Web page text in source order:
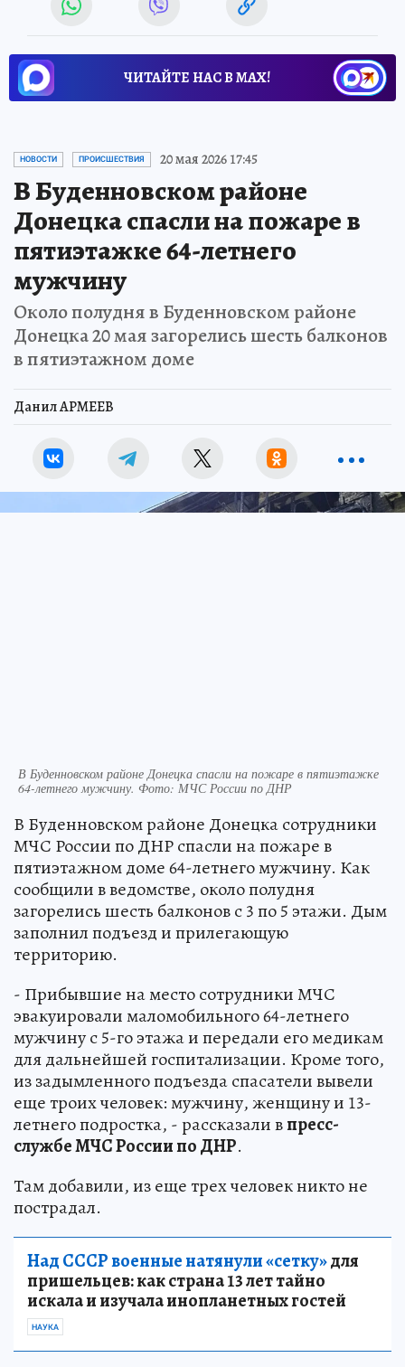
ЧИТАЙТЕ НАС В МАХ!
НОВОСТИ ПРОИСШЕСТВИЯ 20 мая 2026 17:45
В Буденновском районе
Донецка спасли на пожаре в
пятиэтажке 64-летнего
мужчину
Около полудня в Буденновском районе
Донецка 20 мая загорелись шесть балконов
в пятиэтажном доме
Данил АРМЕЕВ
В Буденновском районе Донецка спасли на пожаре в пятиэтажке
64-летнего мужчину. Фото: МЧС России по ДНР
В Буденновском районе Донецка сотрудники
МЧС России по ДНР спасли на пожаре в
пятиэтажном доме 64-летнего мужчину. Как
сообщили в ведомстве, около полудня
загорелись шесть балконов с 3 по 5 этажи. Дым
заполнил подъезд и прилегающую
территорию.
- Прибывшие на место сотрудники МЧС
эвакуировали маломобильного 64-летнего
мужчину с 5-го этажа и передали его медикам
для дальнейшей госпитализации. Кроме того,
из задымленного подъезда спасатели вывели
еще троих человек: мужчину, женщину и 13-
летнего подростка, - рассказали впресс-
службе МЧС России по ДНР.
Там добавили, из еще трех человек никто не
пострадал.
Над СССР военные натянули «сетку»для
пришельцев: как страна 13 лет тайно
искала и изучала инопланетных гостей
НАУКА